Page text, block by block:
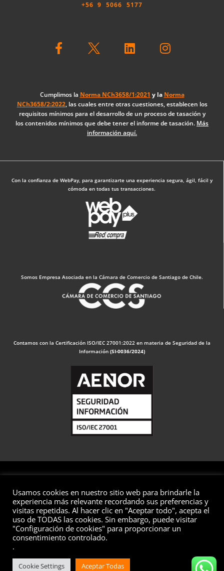
+56 9 5066 5177
a
o
o
k
i
d
i
n
n
g
r
a
Cumplimos la Norma NCh3658/1:2021 y la Norma
NCh3658/2:2022, las cuales entre otras cuestiones, establecen los
requisitos mínimos para el desarrollo de un proceso de tasación y
los contenidos mínimos que debe tener el informe de tasación. Más
información aquí.
Con la confianza de WebPay, para garantizarte una experiencia segura, ágil, fácil y
cómoda en todas tus transacciones.
Somos Empresa Asociada en la Cámara de Comercio de Santiago de Chile.
Contamos con la Certificación ISO/IEC 27001:2022 en materia de Seguridad de la
Información (SI-0036/2024)
© 2026 Valuaciones
Todos los derechos reservados
Aviso LegalPolítica de PrivacidadPolítica de Cookies
Usamos cookies en nuestro sitio web para brindarle la
experiencia más relevante recordando sus preferencias y
visitas repetidas. Al hacer clic en "Aceptar todo", acepta el
uso de TODAS las cookies. Sin embargo, puede visitar
"Configuración de cookies" para proporcionar un
consentimiento controlado.
.
Cookie Settings Aceptar Todas